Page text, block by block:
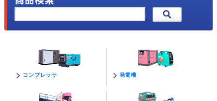
コンプレッサ 発電機